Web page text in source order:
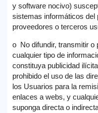
y software nocivo)
sistemas informáticos del
proveedores o terceros
o No difundir, transmitir o
cualquier tipo de
constituya publicidad
prohibido el uso de las
los Usuarios para la
enlaces a webs, y
suponga directa o